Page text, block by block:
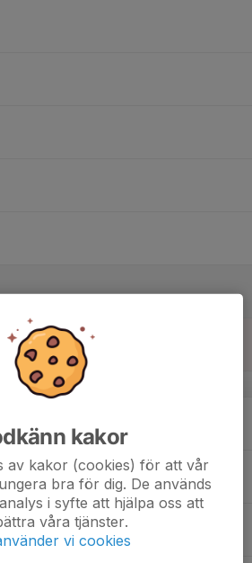
v.34
kakor
av kakor (cookies) för att vår
bra för dig. De används
i syfte att hjälpa oss att
våra tjänster.
vi cookies